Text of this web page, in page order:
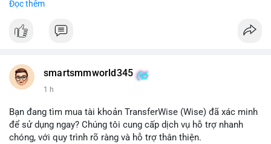
WhatsApp: +1 (605) 963-3652
#buyverifiedalipayaccounts
Đọc thêm
smartsmmworld345
1 h
Bạn đang tìm mua tài khoản TransferWise (Wise) đã xác minh
để sử dụng ngay? Chúng tôi cung cấp dịch vụ hỗ trợ nhanh
chóng, với quy trình rõ ràng và hỗ trợ thân thiện.